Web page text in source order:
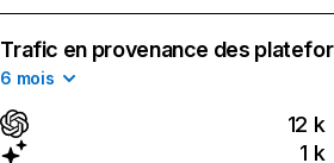
Trafic en provenance des
6 mois
12 k
1 k